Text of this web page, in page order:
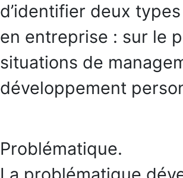
d’identifier deux
en entreprise : sur le
situations de
développement
Problématique.